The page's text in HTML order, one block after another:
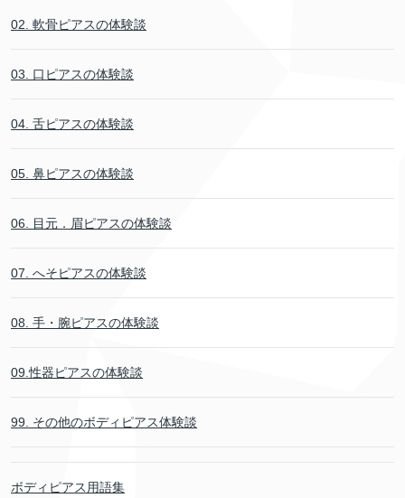
02. 軟骨ピアスの体験談
03. 口ピアスの体験談
04. 舌ピアスの体験談
05. 鼻ピアスの体験談
06. 目元．眉ピアスの体験談
07. へそピアスの体験談
08. 手・腕ピアスの体験談
09.性器ピアスの体験談
99. その他のボディピアス体験談
ボディピアス用語集